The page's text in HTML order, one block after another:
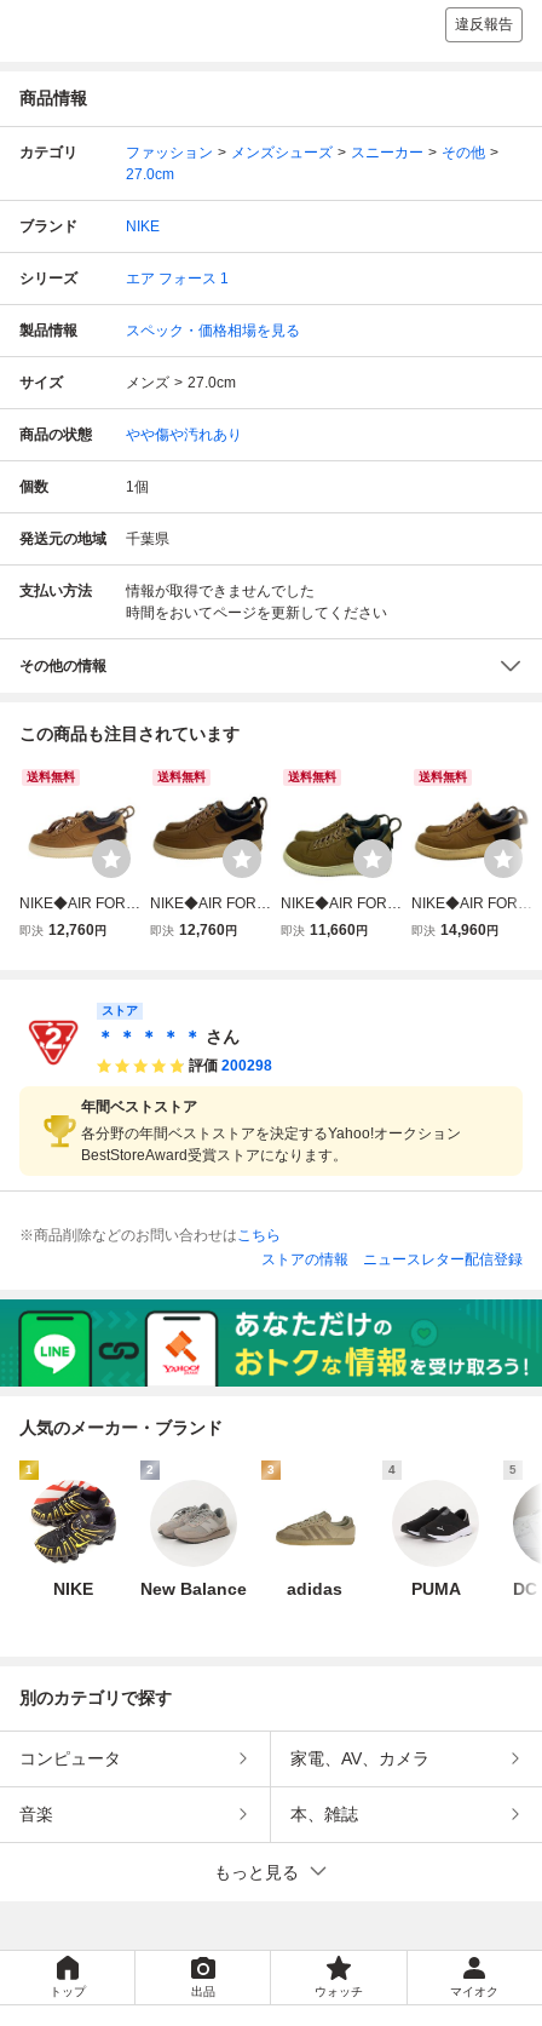
違反報告
商品情報
カテゴリ ファッション メンズシューズ スニーカー
その他
27.0cm
ブランド NIKE
シリーズ エア フォース 1
製品情報 スペック・価格相場を見る
サイズ メンズ 27.0cm
商品の状態 やや傷や汚れあり
個数 1個
発送元の地域 千葉県
支払い方法
情報が取得できませんでした
時間をおいてページを更新してください
その他の情報
この商品も注目されています
送料無料
NIKE◆AIR FORC
E 1 07 PRM WIP/
即決 12,760円
送料無料
NIKE◆AIR FORC
E 1 07 PRM WIP/
即決 12,760円
送料無料
NIKE◆AIR FORC
E 1 07 PRM WIP/
即決 11,660円
送料無料
NIKE◆AIR FORC
E 1 07 PRM WIP/
即決 14,960円
ストア
＊ ＊ ＊ ＊ ＊ さん
評価 200298
年間ベストストア
各分野の年間ベストストアを決定するYahoo!オークション
BestStoreAward受賞ストアになります。
※商品削除などのお問い合わせはこちら
ストアの情報
ニュースレター配信登録
人気のメーカー・ブランド
1
NIKE
2
New Balance
3
adidas
4
PUMA
5
DC
別のカテゴリで探す
コンピュータ 家電、AV、カメラ
音楽 本、雑誌
もっと見る
トップ 出品 ウォッチ マイオク